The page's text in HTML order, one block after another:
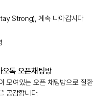
Strong), 계속 나아갑시다
톡 오픈채팅방
모여있는 오픈 채팅방으로 질환
공감합니다.